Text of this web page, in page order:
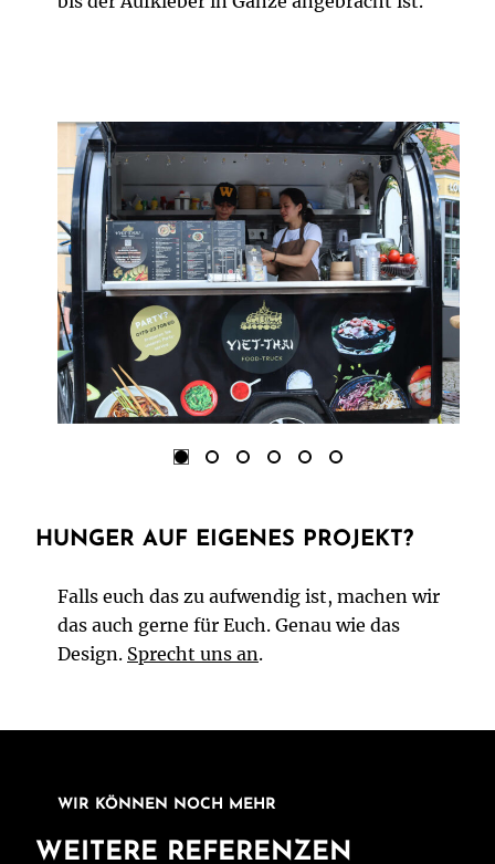
HUNGER AUF EIGENES PROJEKT?
Falls euch das zu aufwendig ist, machen wir
das auch gerne für Euch. Genau wie das
Design. Sprecht uns an.
WIR KÖNNEN NOCH MEHR
WEITERE REFERENZEN